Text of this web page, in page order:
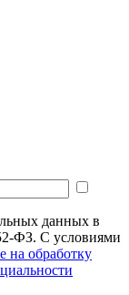
данных в
ФЗ. С условиями
на обработку